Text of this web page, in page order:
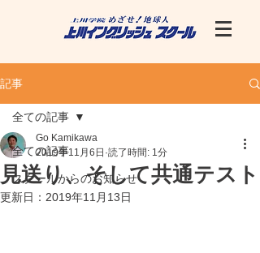
記事
全ての記事
スクールからのお知らせ
全ての記事
見送り、そして共通テスト
Go Kamikawa
2019年11月6日 読了時間: 1分
更新日： 2019年11月13日